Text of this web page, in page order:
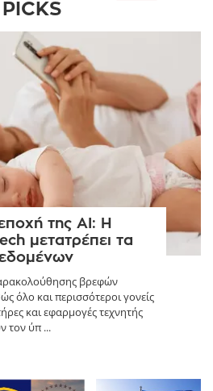
PICKS
της AI: Η
μετατρέπει τα
βρεφών
όλο και περισσότεροι γονείς
και εφαρμογές τεχνητής
τον ύπ ...